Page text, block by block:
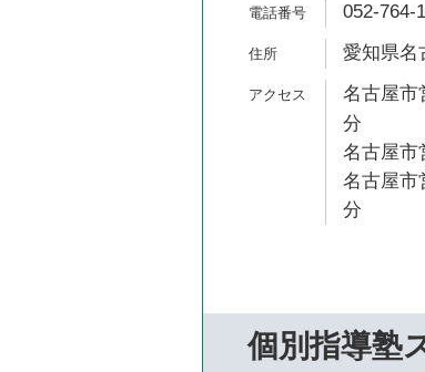
052-764-
愛知県名
名古屋市
分
名古屋市
名古屋市
分
個別指導塾